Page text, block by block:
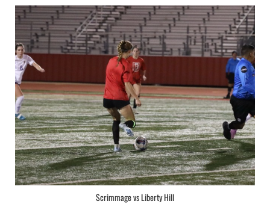
Scrimmage vs Liberty Hill